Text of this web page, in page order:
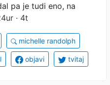
pa je tudi eno, na
· 4t
michelle randolph
objavi tvitaj